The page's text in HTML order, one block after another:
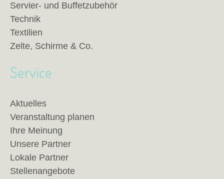
Servier- und Buffetzubehör
Technik
Textilien
Zelte, Schirme & Co.
Service
Aktuelles
Veranstaltung planen
Ihre Meinung
Unsere Partner
Lokale Partner
Stellenangebote